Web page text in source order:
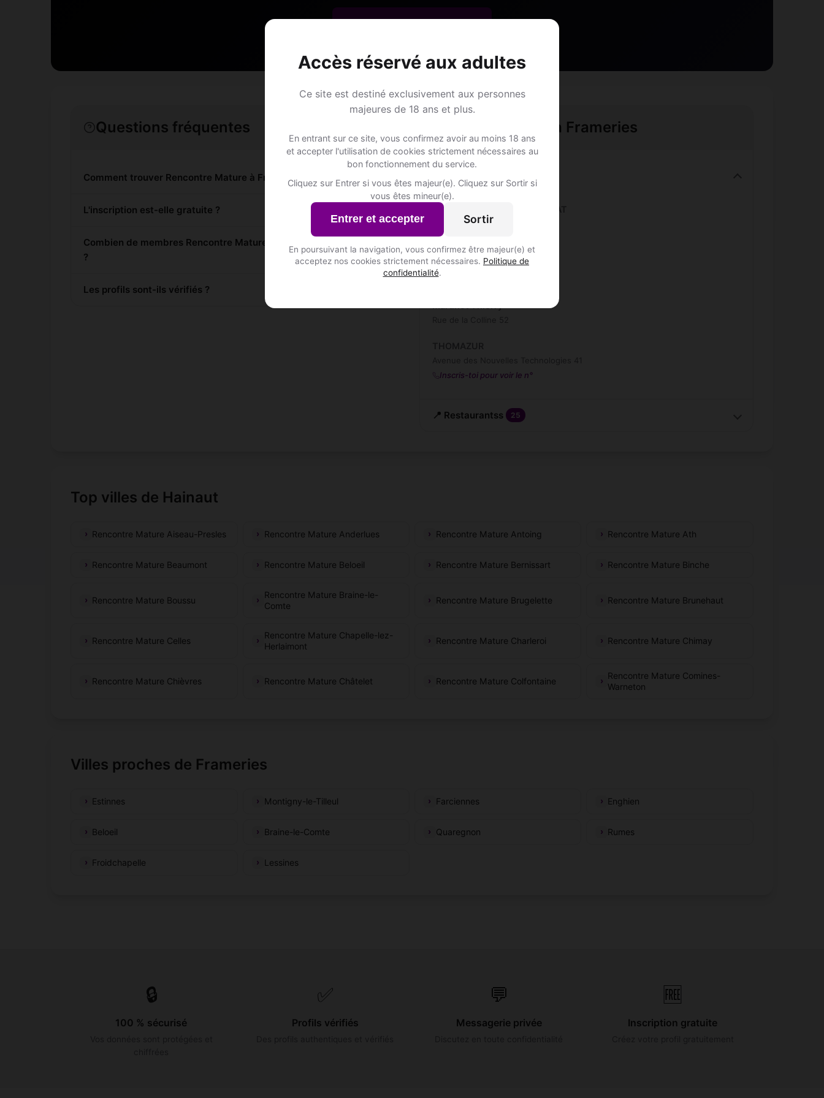
Accès réservé aux adultes
Ce site est destiné exclusivement aux personnes
majeures de 18 ans et plus.
En entrant sur ce site, vous confirmez avoir au moins 18 ans
et accepter l'utilisation de cookies strictement nécessaires au
bon fonctionnement du service.
Cliquez sur Entrer si vous êtes majeur(e). Cliquez sur Sortir si
vous êtes mineur(e).
Entrer et accepter Sortir
En poursuivant la navigation, vous confirmez être majeur(e) et
acceptez nos cookies strictement nécessaires. Politique de
confidentialité.
Questions fréquentes
Comment trouver Rencontre Mature à Frameries ?
L'inscription est-elle gratuite ?
Combien de membres Rencontre Mature sont inscrits à Frameries
?
Les profils sont-ils vérifiés ?
Lieux de sortie à Frameries
📍 Hôtelss
ARTS-SARS JACQUES TYTGAT
Rue des Ecoles 41
FINESCO BELGIUM
Chaussée Romaine 35
Inscris-toi pour voir le n°
Inscris-toi pour voir le n°
📍 Restaurantss 25
Top villes de Hainaut
Rencontre Mature Aiseau-Presles Rencontre Mature Anderlues Rencontre Mature Antoing Rencontre Mature Ath
Rencontre Mature Beaumont Rencontre Mature Beloeil Rencontre Mature Bernissart Rencontre Mature Binche
Rencontre Mature Boussu
Rencontre Mature Braine-le-
Comte
Rencontre Mature Brugelette Rencontre Mature Brunehaut
Rencontre Mature Celles
Rencontre Mature Chapelle-lez-
Herlaimont
Rencontre Mature Charleroi Rencontre Mature Chimay
Rencontre Mature Chièvres Rencontre Mature Châtelet Rencontre Mature Colfontaine
Rencontre Mature Comines-
Warneton
Villes proches de Frameries
Estinnes Montigny-le-Tilleul Farciennes Enghien
Beloeil Braine-le-Comte Quaregnon Rumes
Froidchapelle Lessines
🔒
100 % sécurisé
✅
Profils vérifiés
💬
Messagerie privée
🆓
Inscription gratuite